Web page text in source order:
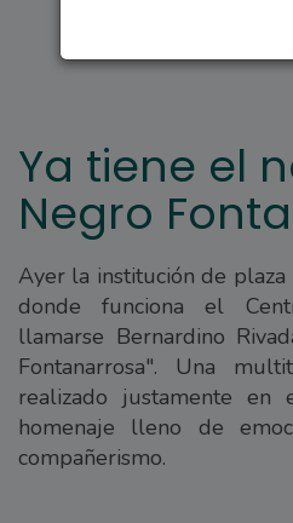
Ya tiene el
Negro
Ayer la institución de
donde funciona el
llamarse Bernardino
Fontanarrosa". Una
realizado justamente
homenaje lleno de
compañerismo.